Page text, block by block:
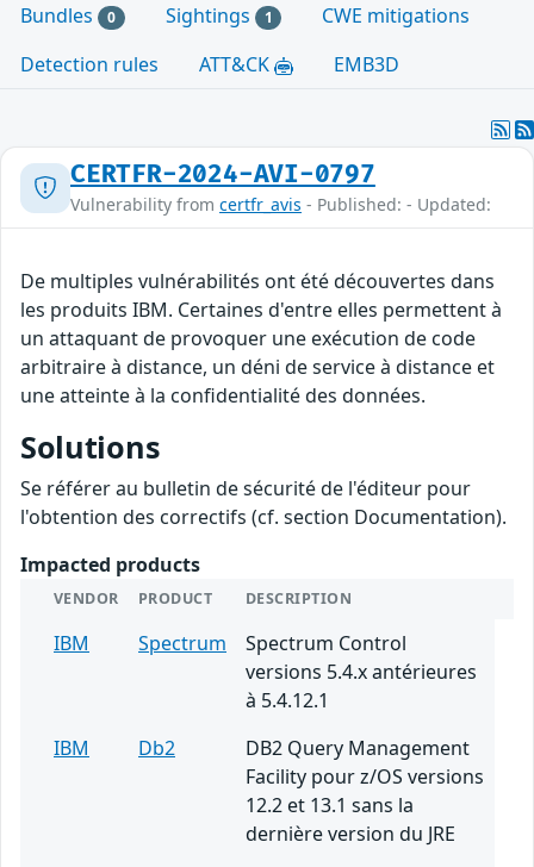
Bundles 0 Sightings 1
CWE mitigations
Detection rules
ATT&CK EMB3D
CERTFR-2024-AVI-0797
Vulnerability from certfr_avis - Published: - Updated:
De multiples vulnérabilités ont été découvertes dans
les produits IBM. Certaines d'entre elles permettent à
un attaquant de provoquer une exécution de code
arbitraire à distance, un déni de service à distance et
une atteinte à la confidentialité des données.
Solutions
Se référer au bulletin de sécurité de l'éditeur pour
l'obtention des correctifs (cf. section Documentation).
Impacted products
VENDOR PRODUCT DESCRIPTION
IBM Spectrum
Spectrum Control
versions 5.4.x antérieures
à 5.4.12.1
IBM
Db2
DB2 Query Management
Facility pour z/OS versions
12.2 et 13.1 sans la
dernière version du JRE